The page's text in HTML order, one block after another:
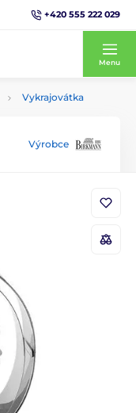
+420 555 222 029
Menu
Vykrajovátka
Výrobce